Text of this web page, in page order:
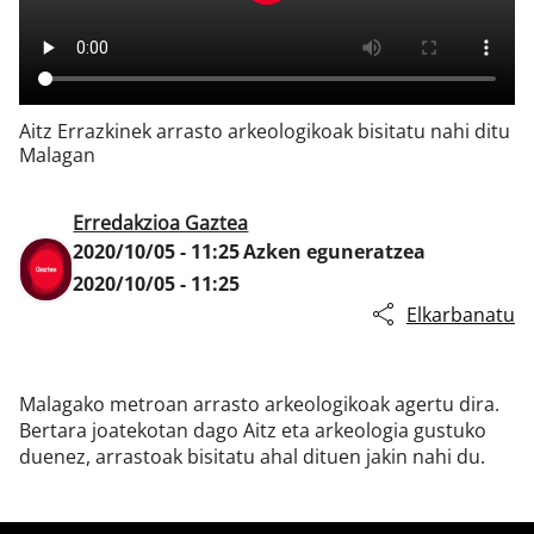
Aitz Errazkinek arrasto arkeologikoak bisitatu nahi ditu
Malagan
Erredakzioa Gaztea
2020/10/05 - 11:25Azken eguneratzea
2020/10/05 - 11:25
Elkarbanatu
Malagako metroan arrasto arkeologikoak agertu dira.
Bertara joatekotan dago Aitz eta arkeologia gustuko
duenez, arrastoak bisitatu ahal dituen jakin nahi du.